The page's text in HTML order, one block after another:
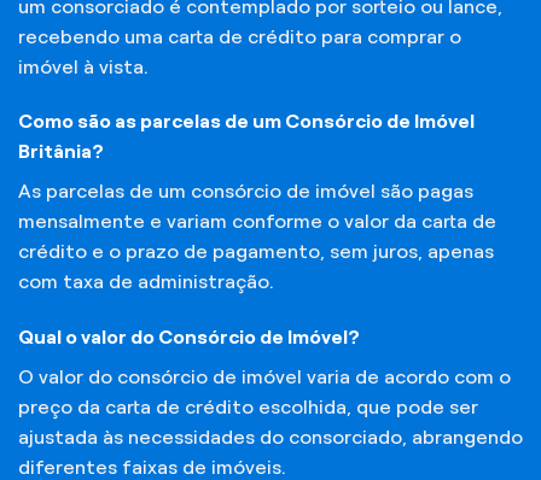
um consorciado é contemplado por sorteio ou lance,
recebendo uma carta de crédito para comprar o
imóvel à vista.
Como são as parcelas de um Consórcio de Imóvel
Britânia?
As parcelas de um consórcio de imóvel são pagas
mensalmente e variam conforme o valor da carta de
crédito e o prazo de pagamento, sem juros, apenas
com taxa de administração.
Qual o valor do Consórcio de Imóvel?
O valor do consórcio de imóvel varia de acordo com o
preço da carta de crédito escolhida, que pode ser
ajustada às necessidades do consorciado, abrangendo
diferentes faixas de imóveis.